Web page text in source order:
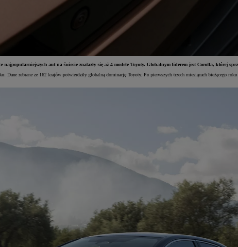
aut na świecie znalazły się aż 4 modele Toyoty. Globalnym liderem jest Corolla, której
zebrane ze 162 krajów potwierdziły globalną dominację Toyoty. Po pierwszych trzech miesiącach bieżącego